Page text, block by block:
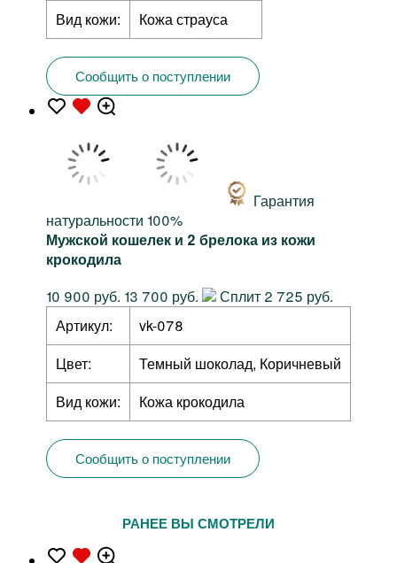
Вид кожи:
Кожа страуса
Сообщить о поступлении
Гарантия
натуральности 100%
Мужской кошелек и 2 брелока из кожи
крокодила
10 900 руб. 13 700 руб.
Сплит 2 725 руб.
Артикул:
vk-078
Цвет:
Темный шоколад, Коричневый
Вид кожи:
Кожа крокодила
Сообщить о поступлении
РАНЕЕ ВЫ СМОТРЕЛИ